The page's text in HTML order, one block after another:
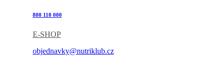
800 110 000
E-SHOP
objednavky@nutriklub.cz